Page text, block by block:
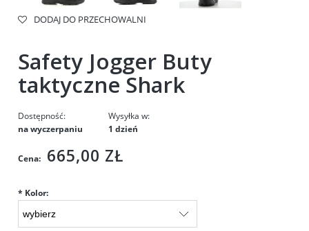
DODAJ DO PRZECHOWALNI
Safety Jogger Buty
taktyczne Shark
Dostępność:
na wyczerpaniu
Wysyłka w:
1 dzień
Cena: 665,00 ZŁ
* Kolor: